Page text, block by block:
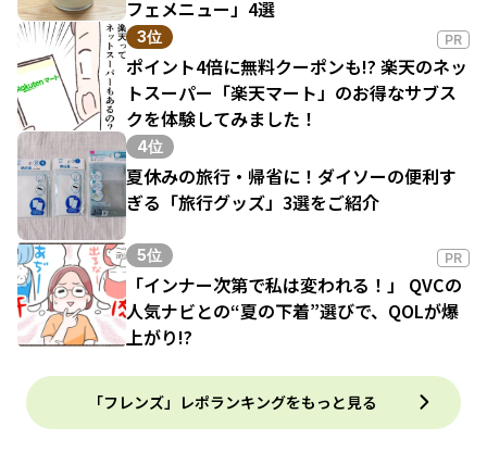
フェメニュー」4選
3位 PR
ポイント4倍に無料クーポンも!? 楽天のネッ
トスーパー「楽天マート」のお得なサブス
クを体験してみました！
4位
夏休みの旅行・帰省に！ダイソーの便利す
ぎる「旅行グッズ」3選をご紹介
5位 PR
「インナー次第で私は変われる！」 QVCの
人気ナビとの“夏の下着”選びで、QOLが爆
上がり!?
「フレンズ」レポランキングをもっと見る